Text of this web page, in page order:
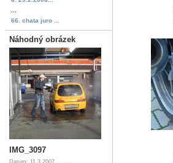
66. chata juro ...
Náhodný obrázek
IMG_3097
Datum: 11.3.2007